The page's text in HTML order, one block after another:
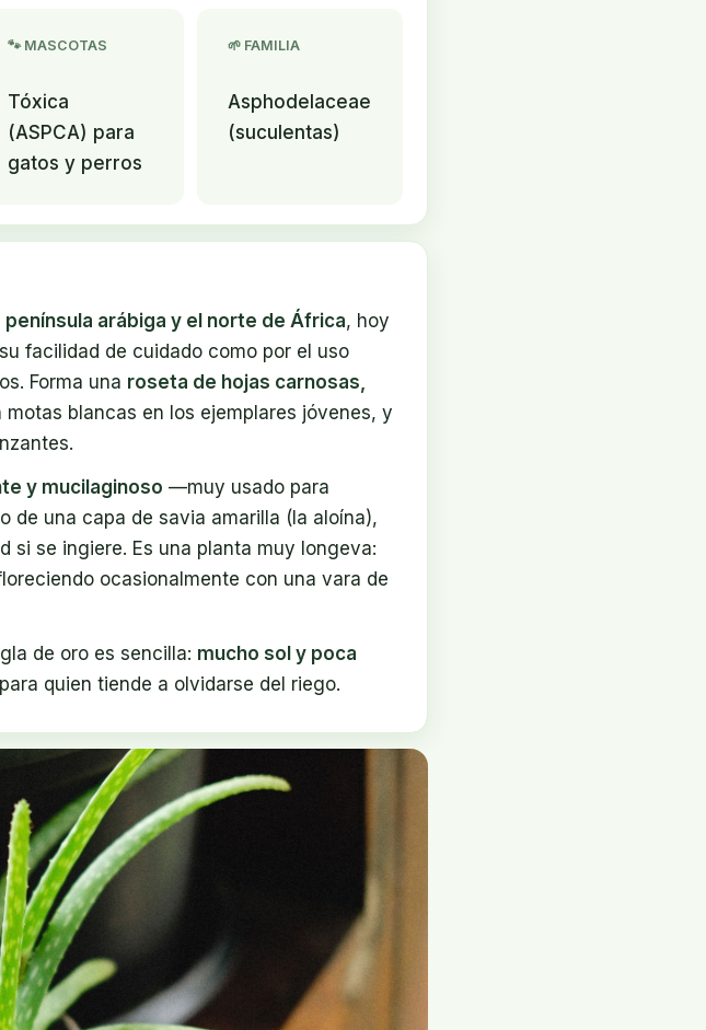
🐾 MASCOTAS
Tóxica
(ASPCA) para
gatos y perros
🌱 FAMILIA
Asphodelaceae
(suculentas)
península arábiga y el norte de África, hoy
facilidad de cuidado como por el uso
Forma una roseta de hojas carnosas,
blancas en los ejemplares jóvenes, y
y mucilaginoso —muy usado para
de una capa de savia amarilla (la aloína),
si se ingiere. Es una planta muy longeva:
ocasionalmente con una vara de
de oro es sencilla: mucho sol y poca
quien tiende a olvidarse del riego.